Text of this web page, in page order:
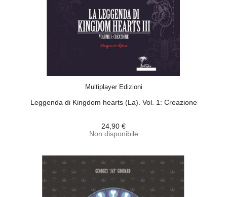
Multiplayer Edizioni
Leggenda di Kingdom hearts (La). Vol. 1: Creazione
24,90 €
Non disponibile